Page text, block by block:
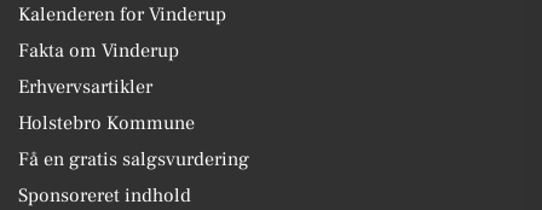
Kalenderen for Vinderup
Fakta om Vinderup
Erhvervsartikler
Holstebro Kommune
Få en gratis salgsvurdering
Sponsoreret indhold